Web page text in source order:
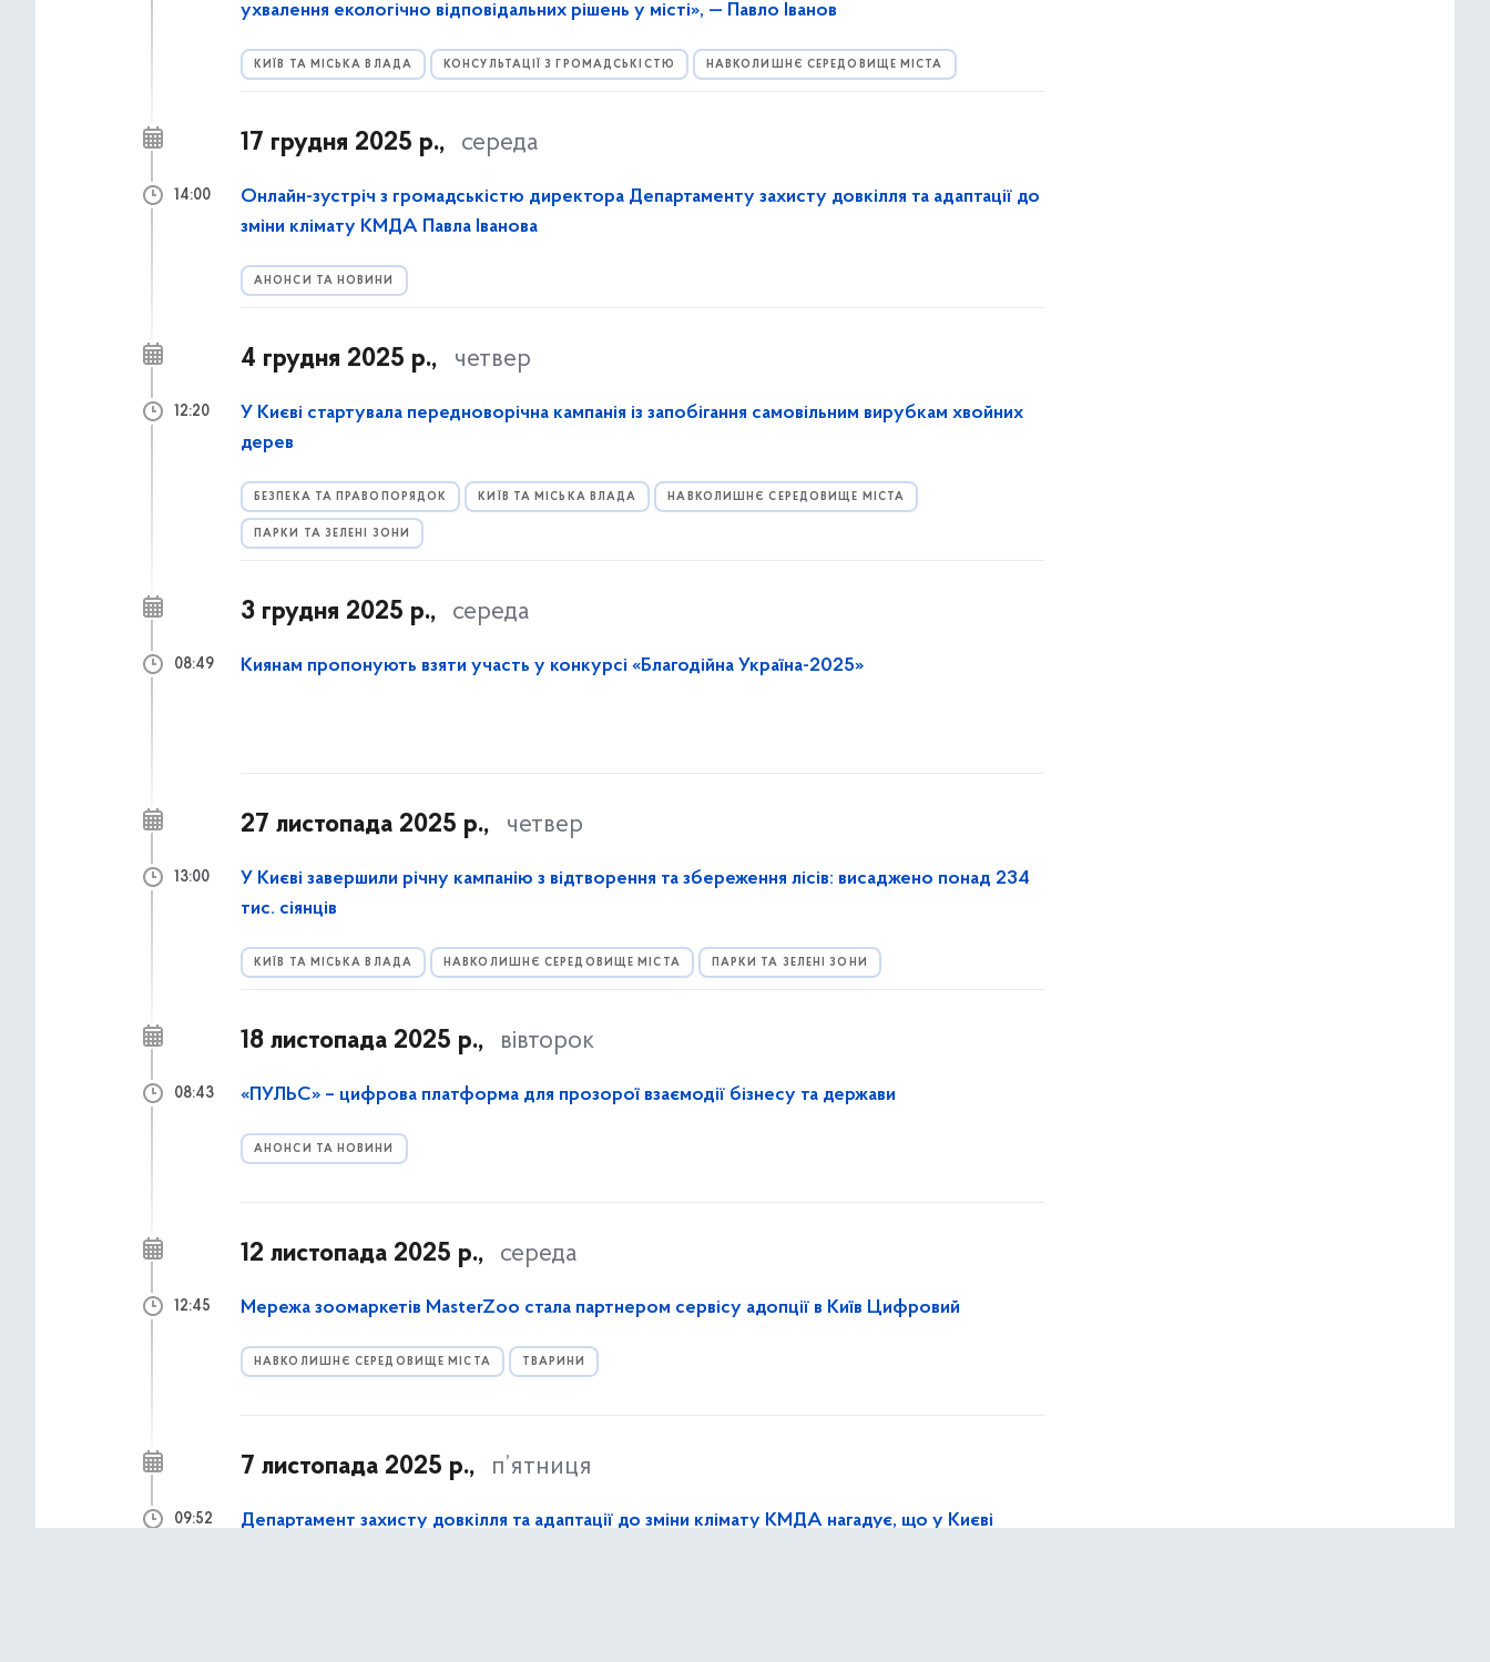
ухвалення екологічно відповідальних рішень у місті», — Павло Іванов
КИЇВ ТА МІСЬКА ВЛАДА КОНСУЛЬТАЦІЇ З ГРОМАДСЬКІСТЮ НАВКОЛИШНЄ СЕРЕДОВИЩЕ МІСТА
17 грудня 2025 р., середа
Онлайн-зустріч з громадськістю директора Департаменту захисту довкілля та адаптації до
зміни клімату КМДА Павла Іванова
АНОНСИ ТА НОВИНИ
14:00
4 грудня 2025 р., четвер
У Києві стартувала передноворічна кампанія із запобігання самовільним вирубкам хвойних
дерев
БЕЗПЕКА ТА ПРАВОПОРЯДОК КИЇВ ТА МІСЬКА ВЛАДА НАВКОЛИШНЄ СЕРЕДОВИЩЕ МІСТА
ПАРКИ ТА ЗЕЛЕНІ ЗОНИ
12:20
3 грудня 2025 р., середа
Киянам пропонують взяти участь у конкурсі «Благодійна Україна-2025»
08:49
27 листопада 2025 р., четвер
У Києві завершили річну кампанію з відтворення та збереження лісів: висаджено понад 234
тис. сіянців
КИЇВ ТА МІСЬКА ВЛАДА НАВКОЛИШНЄ СЕРЕДОВИЩЕ МІСТА ПАРКИ ТА ЗЕЛЕНІ ЗОНИ
13:00
18 листопада 2025 р., вівторок
«ПУЛЬС» – цифрова платформа для прозорої взаємодії бізнесу та держави
АНОНСИ ТА НОВИНИ
08:43
12 листопада 2025 р., середа
Мережа зоомаркетів MasterZoo стала партнером сервісу адопції в Київ Цифровий
НАВКОЛИШНЄ СЕРЕДОВИЩЕ МІСТА ТВАРИНИ
12:45
7 листопада 2025 р., п’ятниця
Департамент захисту довкілля та адаптації до зміни клімату КМДА нагадує, що у Києві
09:52